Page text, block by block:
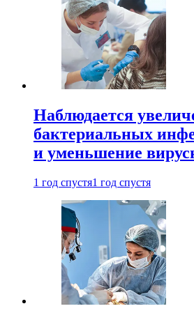
Наблюдается
бактериальных
и уменьшение
1 год спустя1 год спустя